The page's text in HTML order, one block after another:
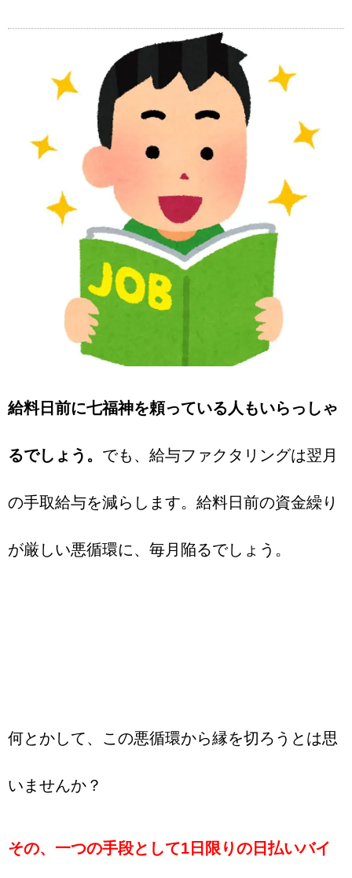
給料日前に七福神を頼っている人もいらっしゃ
るでしょう。 でも、給与ファクタリングは翌月
の手取給与を減らします。給料日前の資金繰り
が厳しい悪循環に、毎月陥るでしょう。
何とかして、この悪循環から縁を切ろうとは思
いませんか？
その、一つの手段として1日限りの日払いバイ